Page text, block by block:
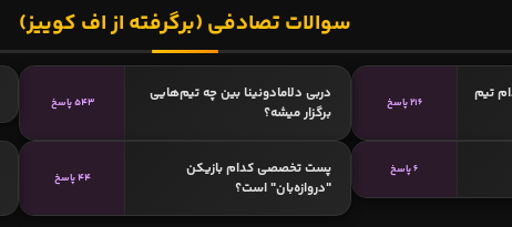
سوالات تصادفی (برگرفته از اف کوییز)
تیم
216 پاسخ
دربی دلامادونینا بین چه تیم‌هایی
برگزار میشه؟
543 پاسخ
6 پاسخ
پست تخصصی کدام بازیکن
"دروازه‌بان" است؟
44 پاسخ